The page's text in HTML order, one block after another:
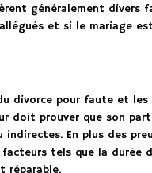
généralement divers
et si le mariage
divorce pour faute et les
doit prouver que son
En plus des
tels que la durée
réparable.